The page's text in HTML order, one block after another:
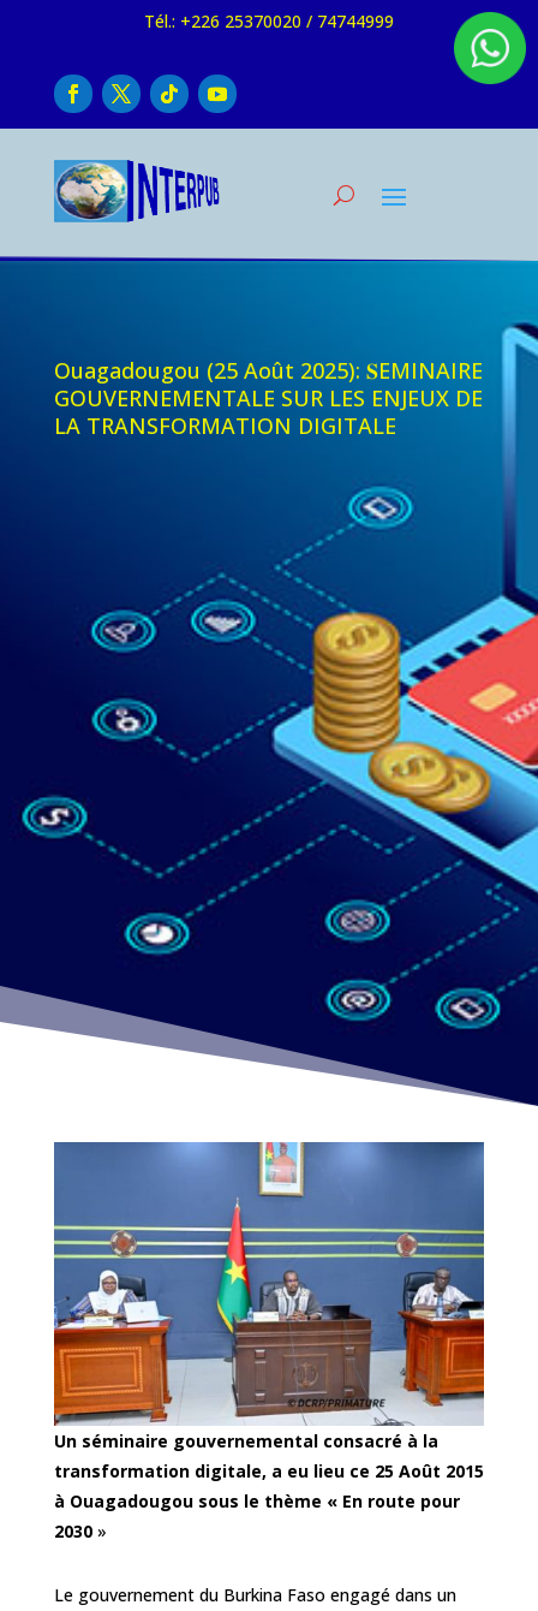
Tél.: +226 25370020 / 74744999
Ouagadougou (25 Août 2025): 𝐒EMINAIRE
GOUVERNEMENTALE SUR LES ENJEUX DE
LA TRANSFORMATION DIGITALE
Un séminaire gouvernemental consacré à la
transformation digitale, a eu lieu ce 25 Août 2015
à Ouagadougou sous le thème « En route pour
2030 »
Le gouvernement du Burkina Faso engagé dans un